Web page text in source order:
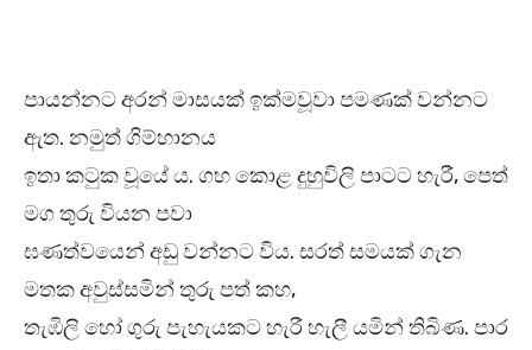
පායන්නට අරන් මාසයක් ඉක්මවූවා පමණක් වන්නට
ඇත. නමුත් ගිම්හානය
ඉතා කටුක වූයේ ය. ගහ කොළ දුහුවිලි පාටට හැරී, පෙත්
මග තුරු වියන පවා
ඝණත්වයෙන් අඩු වන්නට විය. සරත් සමයක් ගැන
මතක අවුස්සමින් තුරු පත් කහ,
තැඹිලි හෝ ගුරු පැහැයකට හැරී හැලී යමින් තිබිණ. පාර